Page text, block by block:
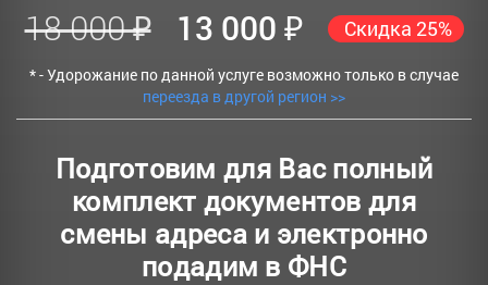
18 000 ₽ 13 000 ₽ Скидка 25%
* - Удорожание по данной услуге возможно только в случае
переезда в другой регион >>
Подготовим для Вас полный
комплект документов для
смены адреса и электронно
подадим в ФНС